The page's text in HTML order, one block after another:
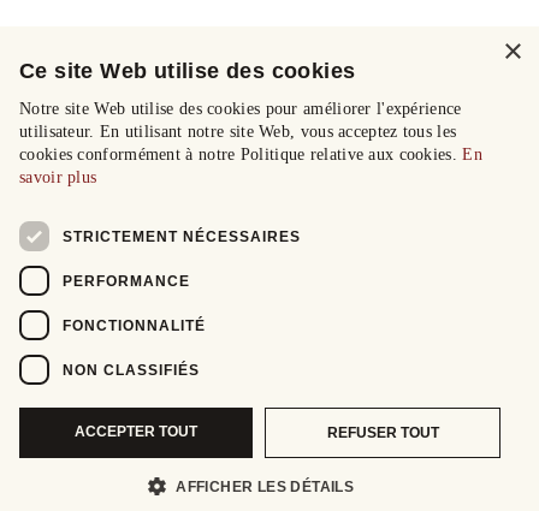
×
Ce site Web utilise des cookies
Notre site Web utilise des cookies pour améliorer l'expérience
utilisateur. En utilisant notre site Web, vous acceptez tous les
cookies conformément à notre Politique relative aux cookies.En
savoir plus
STRICTEMENT NÉCESSAIRES
PERFORMANCE
FONCTIONNALITÉ
NON CLASSIFIÉS
ACCEPTER TOUT REFUSER TOUT
AFFICHER LES DÉTAILS